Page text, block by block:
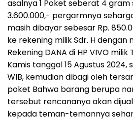
asalnya 1 Poket seberat 4 gram
3.600.000,- pergarmnya
masih dibayar sebesar Rp.
ke rekening milik Sdr. H dengan
Rekening DANA di HP VIVO
Kamis tanggal 15 Agustus 2024,
WIB, kemudian dibagi oleh
poket Bahwa barang berupa
tersebut rencananya akan
kepada teman-temannya